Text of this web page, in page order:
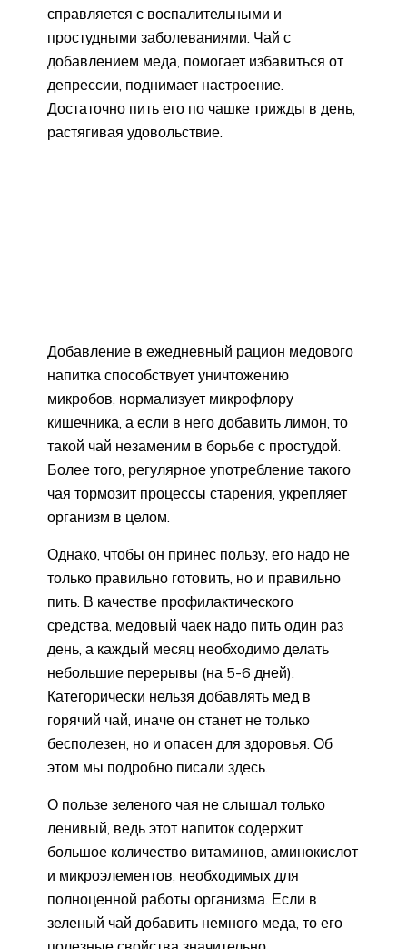
справляется с воспалительными и
простудными заболеваниями. Чай с
добавлением меда, помогает избавиться от
депрессии, поднимает настроение.
Достаточно пить его по чашке трижды в день,
растягивая удовольствие.
Добавление в ежедневный рацион медового
напитка способствует уничтожению
микробов, нормализует микрофлору
кишечника, а если в него добавить лимон, то
такой чай незаменим в борьбе с простудой.
Более того, регулярное употребление такого
чая тормозит процессы старения, укрепляет
организм в целом.
Однако, чтобы он принес пользу, его надо не
только правильно готовить, но и правильно
пить. В качестве профилактического
средства, медовый чаек надо пить один раз
день, а каждый месяц необходимо делать
небольшие перерывы (на 5-6 дней).
Категорически нельзя добавлять мед в
горячий чай, иначе он станет не только
бесполезен, но и опасен для здоровья. Об
этом мы подробно писали здесь.
О пользе зеленого чая не слышал только
ленивый, ведь этот напиток содержит
большое количество витаминов, аминокислот
и микроэлементов, необходимых для
полноценной работы организма. Если в
зеленый чай добавить немного меда, то его